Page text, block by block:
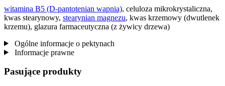
witamina B5 (D-pantotenian wapnia), celuloza mikrokrystaliczna,
kwas stearynowy, stearynian magnezu, kwas krzemowy (dwutlenek
krzemu), glazura farmaceutyczna (z żywicy drzewa)
Ogólne informacje o pektynach
Informacje prawne
Pasujące produkty